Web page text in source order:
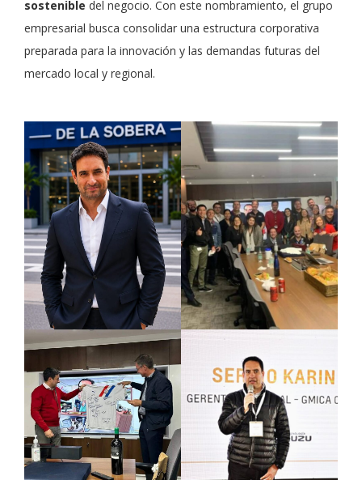
sostenible del negocio. Con este nombramiento, el grupo
empresarial busca consolidar una estructura corporativa
preparada para la innovación y las demandas futuras del
mercado local y regional.